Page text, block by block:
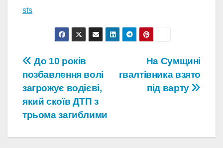
sts
Навігація
записів
На Сумщині
гвалтівника взято
під варту
До 10 років
позбавлення волі
загрожує водієві,
який скоїв ДТП з
трьома загиблими